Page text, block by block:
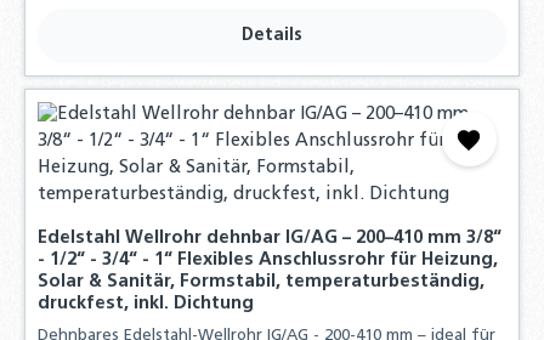
Details
Edelstahl Wellrohr dehnbar IG/AG – 200–410 mm 3/8“
- 1/2“ - 3/4“ - 1“ Flexibles Anschlussrohr für Heizung,
Solar & Sanitär, Formstabil, temperaturbeständig,
druckfest, inkl. Dichtung
Dehnbares Edelstahl-Wellrohr IG/AG - 200-410 mm – ideal für